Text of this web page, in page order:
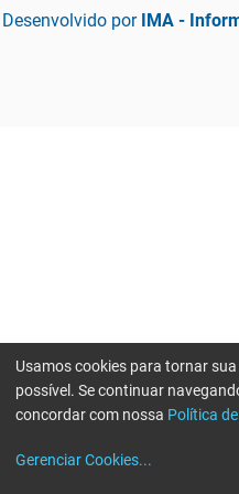
Desenvolvido por IMA -
Usamos cookies para tornar
possível. Se continuar
concordar com nossa Política
Gerenciar Cookies...
Erro ao enviar informações,